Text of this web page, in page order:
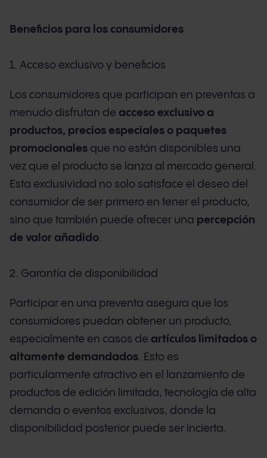
Beneficios para los consumidores
1. Acceso exclusivo y beneficios
Los consumidores que participan en preventas a
menudo disfrutan de acceso exclusivo a
productos, precios especiales o paquetes
promocionales que no están disponibles una
vez que el producto se lanza al mercado general.
Esta exclusividad no solo satisface el deseo del
consumidor de ser primero en tener el producto,
sino que también puede ofrecer una percepción
de valor añadido.
2. Garantía de disponibilidad
Participar en una preventa asegura que los
consumidores puedan obtener un producto,
especialmente en casos de artículos limitados o
altamente demandados. Esto es
particularmente atractivo en el lanzamiento de
productos de edición limitada, tecnología de alta
demanda o eventos exclusivos, donde la
disponibilidad posterior puede ser incierta.